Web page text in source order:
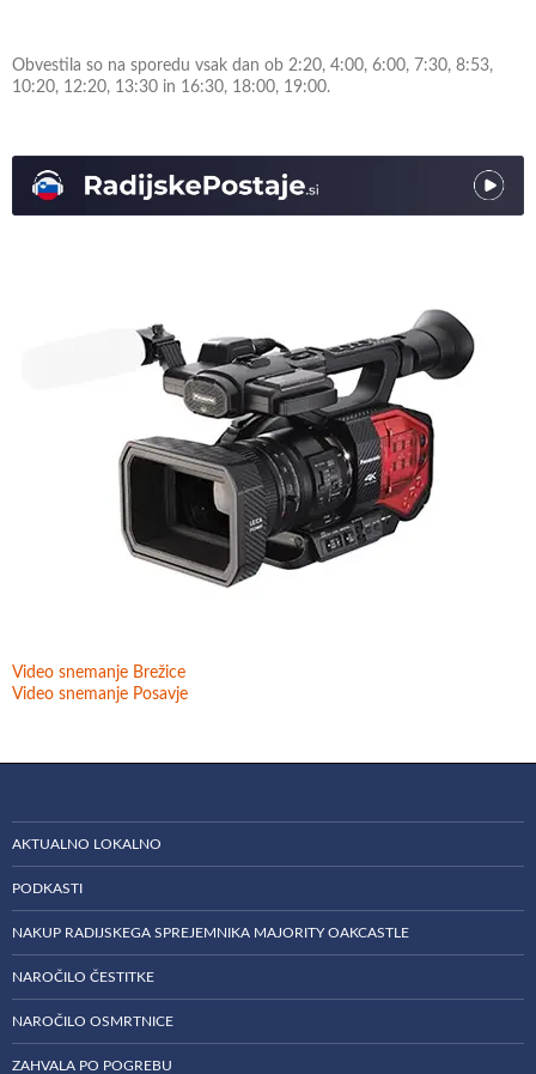
Obvestila so na sporedu vsak dan ob 2:20, 4:00, 6:00, 7:30, 8:53,
10:20, 12:20, 13:30 in 16:30, 18:00, 19:00.
Video snemanje Brežice
Video snemanje Posavje
AKTUALNO LOKALNO
PODKASTI
NAKUP RADIJSKEGA SPREJEMNIKA MAJORITY OAKCASTLE
NAROČILO ČESTITKE
NAROČILO OSMRTNICE
ZAHVALA PO POGREBU